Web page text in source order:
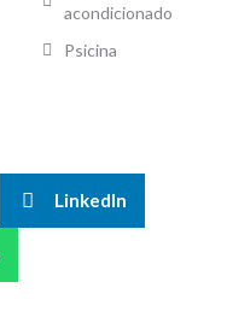
acondicionado
Psicina
LinkedIn